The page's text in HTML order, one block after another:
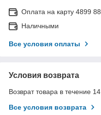
Оплата на карту 4899
Наличными
Все условия оплаты
Условия возврата
Возврат товара в течение
Все условия возврата